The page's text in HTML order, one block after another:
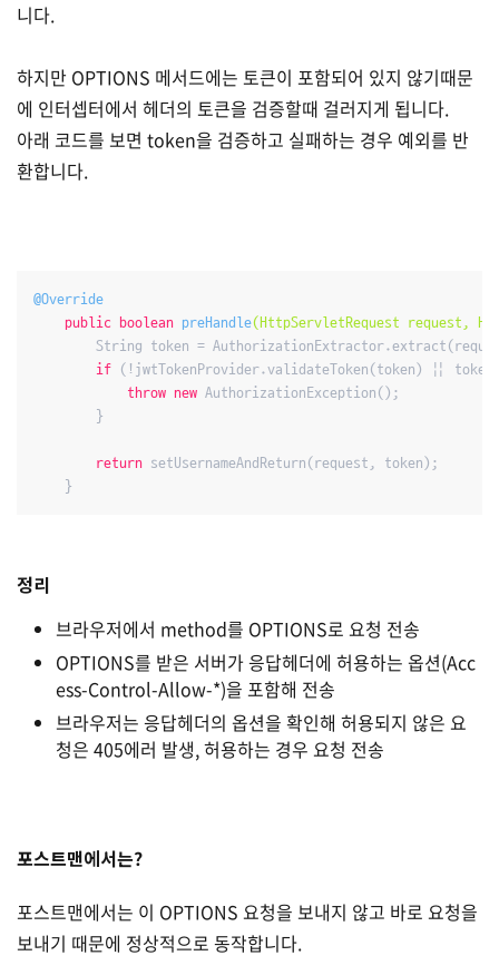
니다.
하지만 OPTIONS 메서드에는 토큰이 포함되어 있지 않기때문
에 인터셉터에서 헤더의 토큰을 검증할때 걸러지게 됩니다.
아래 코드를 보면 token을 검증하고 실패하는 경우 예외를 반
환합니다.
@Override
public boolean preHandle(HttpServletRequest request,
String token =
if (!jwtTokenProvider.validateToken(token) ||
throw new AuthorizationException();
        }
return setUsernameAndReturn(request, token);
    }
정리
브라우저에서 method를 OPTIONS로 요청 전송
OPTIONS를 받은 서버가 응답헤더에 허용하는 옵션(Acc
ess-Control-Allow-*)을 포함해 전송
브라우저는 응답헤더의 옵션을 확인해 허용되지 않은 요
청은 405에러 발생, 허용하는 경우 요청 전송
포스트맨에서는?
포스트맨에서는 이 OPTIONS 요청을 보내지 않고 바로 요청을
보내기 때문에 정상적으로 동작합니다.